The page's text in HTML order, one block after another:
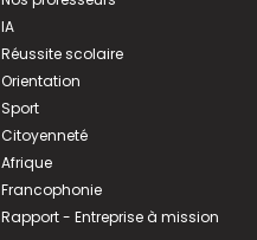
IA
Réussite scolaire
Orientation
Sport
Citoyenneté
Afrique
Francophonie
Rapport - Entreprise à mission